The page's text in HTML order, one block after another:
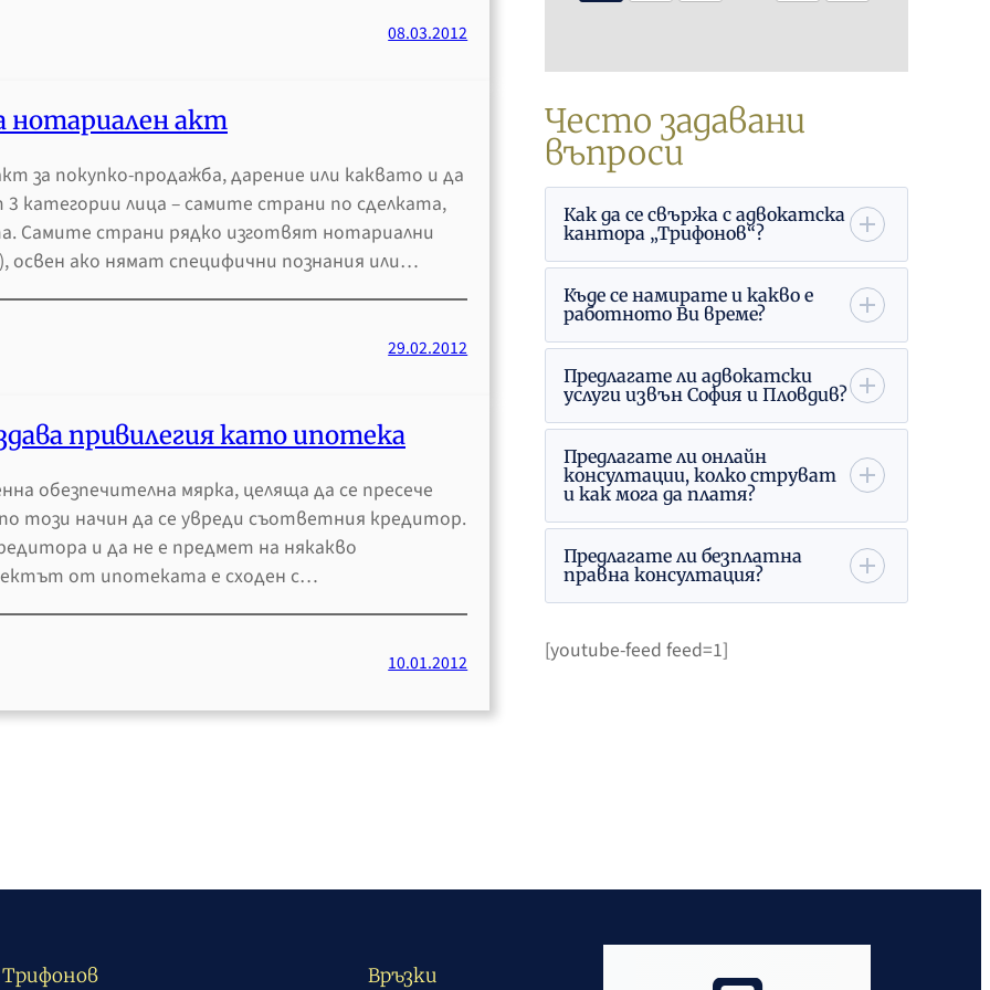
08.03.2012
нотариален акт
за покупко-продажба, дарение или каквато и да
категории лица – самите страни по сделката,
Самите страни рядко изготвят нотариални
ако нямат специфични познания или…
29.02.2012
привилегия като ипотека
обезпечителна мярка, целяща да се пресече
този начин да се увреди съответния кредитор.
и да не е предмет на някакво
от ипотеката е сходен с…
10.01.2012
Често задавани
въпроси
Как да се свържа с адвокатска
кантора „Трифонов“?
Къде се намирате и какво е
работното Ви време?
Предлагате ли адвокатски
услуги извън София и Пловдив?
Предлагате ли онлайн
консултации, колко струват
и как мога да платя?
Предлагате ли безплатна
правна консултация?
[youtube-feed feed=1]
Връзки